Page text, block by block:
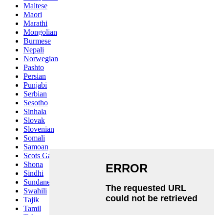
Maltese
Maori
Marathi
Mongolian
Burmese
Nepali
Norwegian
Pashto
Persian
Punjabi
Serbian
Sesotho
Sinhala
Slovak
Slovenian
Somali
Samoan
Scots Gaelic
Shona
Sindhi
Sundanese
Swahili
Tajik
Tamil